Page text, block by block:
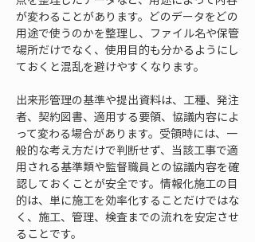
が変わることがあります。どのデータをどの
用途で使うのかを整理し、ファイル名や保管
場所だけでなく、使用目的も分かるようにし
ておくと混乱を避けやすくなります。
出来形管理の基準や提出資料は、工種、発注
者、契約図書、適用する要領、協議内容によ
って変わる場合があります。受領時には、一
般的な考え方だけで判断せず、当該工事で適
用される基準類や監督職員との協議内容を確
認しておくことが安全です。情報化施工の目
的は、単に施工を効率化することだけではな
く、施工、管理、検査までの流れを安定させ
ることです。